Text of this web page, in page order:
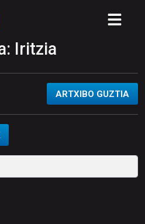
Iritzia
ARTXIBO GUZTIA